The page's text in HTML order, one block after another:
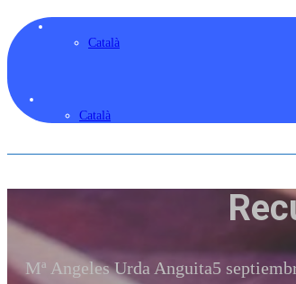
Català
Català
Mª Angeles Urda Anguita5